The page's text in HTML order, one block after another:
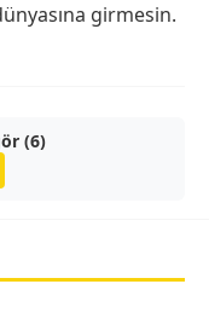
girmesin.
(6)